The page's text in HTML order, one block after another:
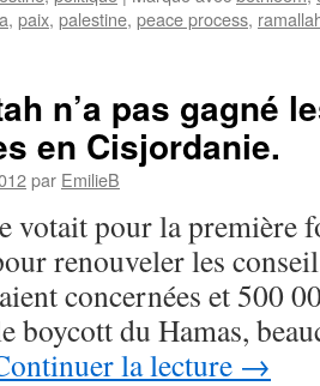
, paix, palestine, peace process,
n’a pas gagné
en Cisjordanie.
par EmilieB
votait pour la première
renouveler les
concernées et 500
boycott du Hamas,
la lecture →